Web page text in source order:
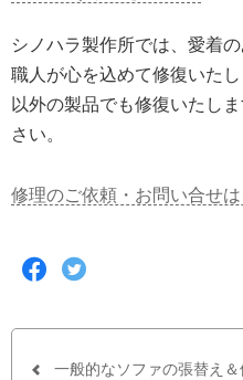
シノハラ製作所では、愛着
職人が心を込めて修復いた
以外の製品でも修復いたし
さい。
修理のご依頼・お問い合せは
F
a
b
T
w
t
r
一般的なソファの張替え＆